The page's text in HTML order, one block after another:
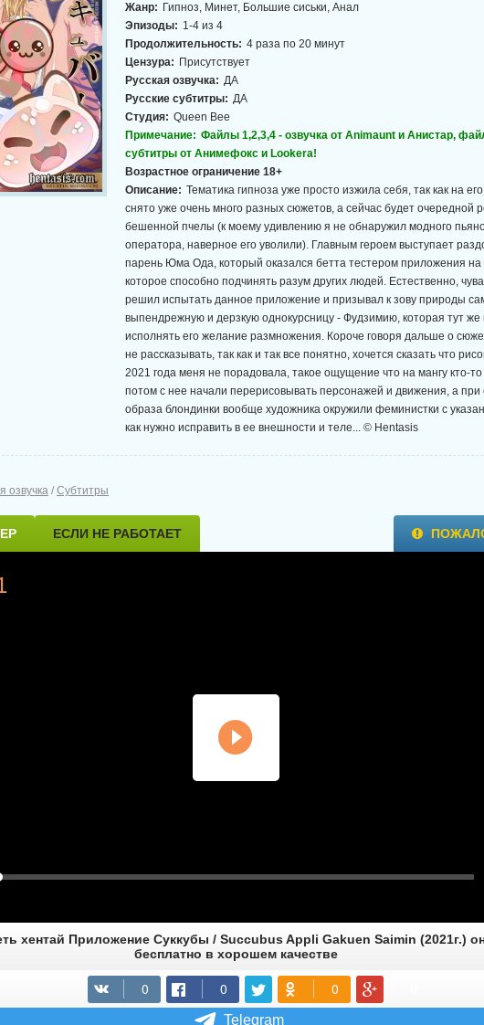
Жанр: Гипноз, Минет, Большие сиськи, Анал
Эпизоды: 1-4 из 4
Продолжительность: 4 раза по 20 минут
Цензура: Присутствует
Русская озвучка: ДА
Русские субтитры: ДА
Студия: Queen Bee
Примечание: Файлы 1,2,3,4 - озвучка от Animaunt и Анистар,
cубтитры от Анимефокс и Lookera!
Возрастное ограничение 18+
Описание: Тематика гипноза уже просто изжила себя, так как на
снято уже очень много разных сюжетов, а сейчас будет очередной
бешенной пчелы (к моему удивлению я не обнаружил модного
оператора, наверное его уволили). Главным героем выступает
парень Юма Ода, который оказался бетта тестером приложения
которое способно подчинять разум других людей. Естественно,
решил испытать данное приложение и призывал к зову природы
выпендрежную и дерзкую однокурсницу - Фудзимию, которая тут же
исполнять его желание размножения. Короче говоря дальше о
не рассказывать, так как и так все понятно, хочется сказать что
2021 года меня не порадовала, такое ощущение что на мангу кто-
потом с нее начали перерисовывать персонажей и движения, а при
образа блондинки вообще художника окружили феминистки с
как нужно исправить в ее внешности и теле... © Hentasis
озвучка / Субтитры
ЕСЛИ НЕ РАБОТАЕТ
хентай Приложение Суккубы / Succubus Appli Gakuen Saimin (2021г.)
бесплатно в хорошем качестве
Telegram